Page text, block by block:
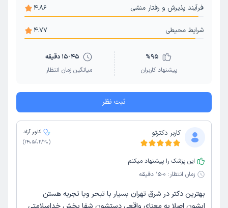
فرآیند پذیرش و رفتار منشی 4.86
شرایط محیطی 4.77
%95
پیشنهاد کاربران
15-45 دقیقه
میانگین زمان انتظار
ثبت نظر
کاربر دکترتو
کاربر آزاد
(
1405/02/30
)
این پزشک را پیشنهاد میکنم
زمان انتظار: 0-15 دقیقه
بهترین دکتر در شرق تهران بسیار با تبحر وبا تجربه هستن